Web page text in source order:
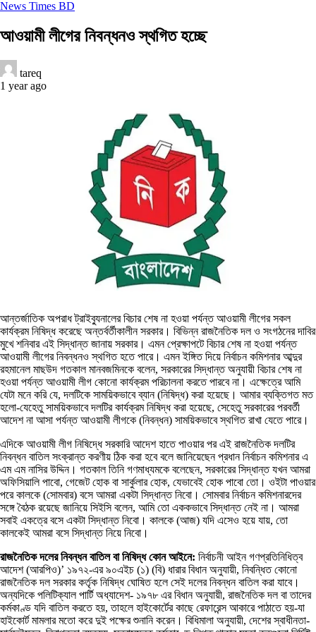
News Times BD
আওয়ামী লীগের নিবন্ধনও স্থগিত হচ্ছে
tareq
1 year ago
আন্তর্জাতিক অপরাধ ট্রাইব্যুনালের বিচার শেষ না হওয়া পর্যন্ত আওয়ামী লীগের সকল
কার্যক্রম নিষিদ্ধ করেছে অন্তর্বর্তীকালীন সরকার। বিভিন্ন রাজনৈতিক দল ও সংগঠনের দাবির
মুখে শনিবার এই সিদ্ধান্ত জানায় সরকার। এমন প্রেক্ষাপটে বিচার শেষ না হওয়া পর্যন্ত
আওয়ামী লীগের নিবন্ধনও স্থগিত হতে পারে। এমন ইঙ্গিত দিয়ে নির্বাচন কমিশনার আব্দুর
রহমানেল মাছউদ গতকাল মানবজমিনকে বলেন, সরকারের সিদ্ধান্ত অনুযায়ী বিচার শেষ না
হওয়া পর্যন্ত আওয়ামী লীগ কোনো কার্যক্রম পরিচালনা করতে পারবে না। এক্ষেত্রে আমি
যেটা মনে করি যে, দলটিকে সাময়িকভাবে ব্যান (নিষিদ্ধ) করা হয়েছে। আমার ব্যক্তিগত মত
হলো-যেহেতু সাময়িকভাবে দলটির কার্যক্রম নিষিদ্ধ করা হয়েছে, সেহেতু সরকারের পরবর্তী
আদেশ না আসা পর্যন্ত আওয়ামী লীগকে (নিবন্ধন) সাময়িকভাবে স্থগিত রাখা যেতে পারে।
এদিকে আওয়ামী লীগ নিষিদ্ধে সরকারি আদেশ হাতে পাওয়ার পর এই রাজনৈতিক দলটির
নিবন্ধন বাতিল সংক্রান্ত করণীয় ঠিক করা হবে বলে জানিয়েছেন প্রধান নির্বাচন কমিশনার এ
এম এম নাসির উদ্দিন। গতকাল তিনি গণমাধ্যমকে বলেছেন, সরকারের সিদ্ধান্ত যখন আমরা
অফিসিয়ালি পাবো, গেজেট হোক বা সার্কুলার হোক, যেভাবেই হোক পাবো তো। ওইটা পাওয়ার
পরে কালকে (সোমবার) বসে আমরা একটা সিদ্ধান্ত নিবো। সোমবার নির্বাচন কমিশনারদের
সঙ্গে বৈঠক রয়েছে জানিয়ে সিইসি বলেন, আমি তো এককভাবে সিদ্ধান্ত নেই না। আমরা
সবাই একত্রে বসে একটা সিদ্ধান্ত নিবো। কালকে (আজ) যদি এসেও হয়ে যায়, তো
কালকেই আমরা বসে সিদ্ধান্ত নিয়ে নিবো।
রাজনৈতিক দলের নিবন্ধন বাতিল বা নিষিদ্ধ কোন আইনে: নির্বাচনী আইন গণপ্রতিনিধিত্ব
আদেশ (আরপিও)’ ১৯৭২-এর ৯০এইচ (১) (বি) ধারার বিধান অনুযায়ী, নিবন্ধিত কোনো
রাজনৈতিক দল সরকার কর্তৃক নিষিদ্ধ ঘোষিত হলে সেই দলের নিবন্ধন বাতিল করা যাবে।
অন্যদিকে পলিটিক্যাল পার্টি অধ্যাদেশ- ১৯৭৮ এর বিধান অনুযায়ী, রাজনৈতিক দল বা তাদের
কর্মকাণ্ড যদি বাতিল করতে হয়, তাহলে হাইকোর্টের কাছে রেফারেন্স আকারে পাঠাতে হয়-যা
হাইকোর্ট মামলার মতো করে দুই পক্ষের শুনানি করেন। বিধিমালা অনুযায়ী, দেশের স্বাধীনতা-